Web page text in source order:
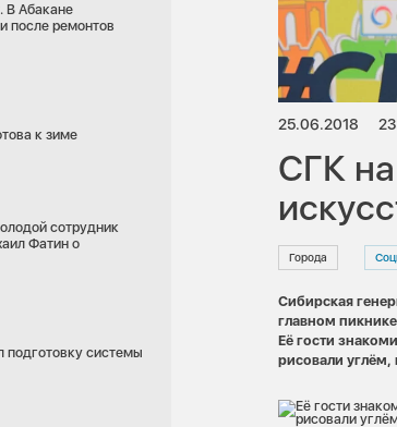
В Абакане
после ремонтов
к зиме
сотрудник
Фатин о
подготовку системы
25.06.2018
СГК
Города
Сибирская
главном
Её гости
рисовали углём,